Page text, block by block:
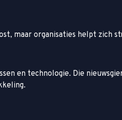
maar organisaties helpt zich
en technologie. Die